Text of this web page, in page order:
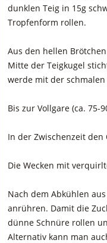
dunklen Teig in 15g
Tropfenform rollen.
Aus den hellen
Mitte der Teigkugel
werde mit der schmalen
Bis zur Vollgare (ca. 75-
In der Zwischenzeit den
Die Wecken mit
Nach dem Abkühlen
anrühren. Damit die
dünne Schnüre rollen
Alternativ kann man